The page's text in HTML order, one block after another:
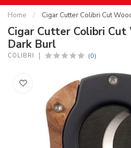
Home / Cigar Cutter Colibri Cut
Cigar Cutter Colibri Cut
Dark Burl
COLIBRI (0)